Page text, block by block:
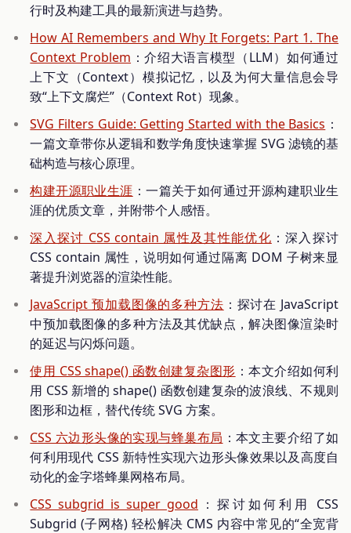
行时及构建工具的最新演进与趋势。
How AI Remembers and Why It Forgets: Part 1. The
Context Problem ：介绍大语言模型（LLM）如何通过
上下文（Context）模拟记忆，以及为何大量信息会导
致“上下文腐烂”（Context Rot）现象。
SVG Filters Guide: Getting Started with the Basics ：
一篇文章带你从逻辑和数学角度快速掌握 SVG 滤镜的基
础构造与核心原理。
构建开源职业生涯 ：一篇关于如何通过开源构建职业生
涯的优质文章，并附带个人感悟。
深入探讨 CSS contain 属性及其性能优化 ：深入探讨
CSS contain 属性，说明如何通过隔离 DOM 子树来显
著提升浏览器的渲染性能。
JavaScript 预加载图像的多种方法 ：探讨在 JavaScript
中预加载图像的多种方法及其优缺点，解决图像渲染时
的延迟与闪烁问题。
使用 CSS shape() 函数创建复杂图形 ：本文介绍如何利
用 CSS 新增的 shape() 函数创建复杂的波浪线、不规则
图形和边框，替代传统 SVG 方案。
CSS 六边形头像的实现与蜂巢布局 ：本文主要介绍了如
何利用现代 CSS 新特性实现六边形头像效果以及高度自
动化的金字塔蜂巢网格布局。
CSS subgrid is super good ：探讨如何利用 CSS
Subgrid (子网格) 轻松解决 CMS 内容中常见的“全宽背